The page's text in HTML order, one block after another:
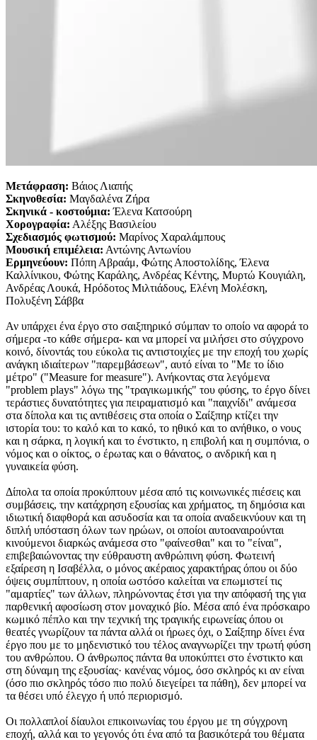
Μετάφραση: Βάιος Λιαπής
Σκηνοθεσία: Μαγδαλένα Ζήρα
Σκηνικά - κοστούμια: Έλενα Κατσούρη
Χορογραφία: Αλέξης Βασιλείου
Σχεδιασμός φωτισμού: Μαρίνος Χαραλάμπους
Μουσική επιμέλεια: Αντώνης Αντωνίου
Ερμηνεύουν: Πόπη Αβραάμ, Φώτης Αποστολίδης, Έλενα
Καλλίνικου, Φώτης Καράλης, Ανδρέας Κέντης, Μυρτώ Κουγιάλη,
Ανδρέας Λουκά, Ηρόδοτος Μιλτιάδους, Ελένη Μολέσκη,
Πολυξένη Σάββα
Αν υπάρχει ένα έργο στο σαιξπηρικό σύμπαν το οποίο να αφορά το
σήμερα -το κάθε σήμερα- και να μπορεί να μιλήσει στο σύγχρονο
κοινό, δίνοντάς του εύκολα τις αντιστοιχίες με την εποχή του χωρίς
ανάγκη ιδιαίτερων "παρεμβάσεων", αυτό είναι το "Με το ίδιο
μέτρο" ("Measure for measure"). Ανήκοντας στα λεγόμενα
"problem plays" λόγω της "τραγικωμικής" του φύσης, το έργο δίνει
τεράστιες δυνατότητες για πειραματισμό και "παιχνίδι" ανάμεσα
στα δίπολα και τις αντιθέσεις στα οποία ο Σαίξπηρ κτίζει την
ιστορία του: το καλό και το κακό, το ηθικό και το ανήθικο, ο νους
και η σάρκα, η λογική και το ένστικτο, η επιβολή και η συμπόνια, ο
νόμος και ο οίκτος, ο έρωτας και ο θάνατος, ο ανδρική και η
γυναικεία φύση.
Δίπολα τα οποία προκύπτουν μέσα από τις κοινωνικές πιέσεις και
συμβάσεις, την κατάχρηση εξουσίας και χρήματος, τη δημόσια και
ιδιωτική διαφθορά και ασυδοσία και τα οποία αναδεικνύουν και τη
διπλή υπόσταση όλων των ηρώων, οι οποίοι αυτοαναιρούνται
κινούμενοι διαρκώς ανάμεσα στο "φαίνεσθαι" και το "είναι",
επιβεβαιώνοντας την εύθραυστη ανθρώπινη φύση. Φωτεινή
εξαίρεση η Ισαβέλλα, ο μόνος ακέραιος χαρακτήρας όπου οι δύο
όψεις συμπίπτουν, η οποία ωστόσο καλείται να επωμιστεί τις
"αμαρτίες" των άλλων, πληρώνοντας έτσι για την απόφασή της για
παρθενική αφοσίωση στον μοναχικό βίο. Μέσα από ένα πρόσκαιρο
κωμικό πέπλο και την τεχνική της τραγικής ειρωνείας όπου οι
θεατές γνωρίζουν τα πάντα αλλά οι ήρωες όχι, ο Σαίξπηρ δίνει ένα
έργο που με το μηδενιστικό του τέλος αναγνωρίζει την τρωτή φύση
του ανθρώπου. Ο άνθρωπος πάντα θα υποκύπτει στο ένστικτο και
στη δύναμη της εξουσίας· κανένας νόμος, όσο σκληρός κι αν είναι
(όσο πιο σκληρός τόσο πιο πολύ διεγείρει τα πάθη), δεν μπορεί να
τα θέσει υπό έλεγχο ή υπό περιορισμό.
Οι πολλαπλοί δίαυλοι επικοινωνίας του έργου με τη σύγχρονη
εποχή, αλλά και το γεγονός ότι ένα από τα βασικότερά του θέματα